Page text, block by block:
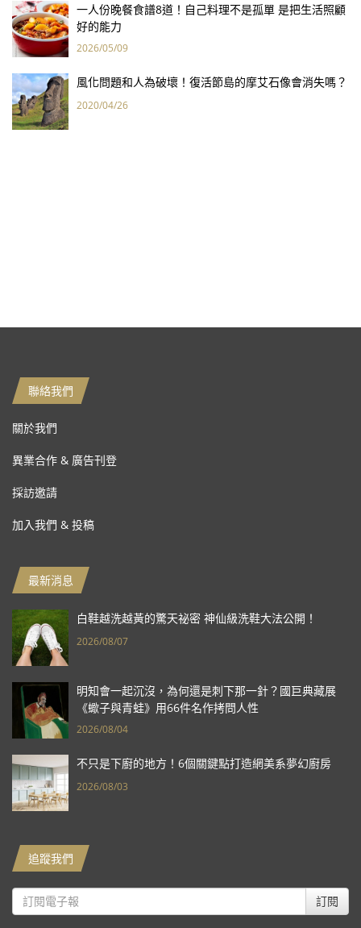
一人份晚餐食譜8道！自己料理不是孤單 是把生活照顧
好的能力
2026/05/09
風化問題和人為破壞！復活節島的摩艾石像會消失嗎？
2020/04/26
聯絡我們
關於我們
異業合作 & 廣告刊登
採訪邀請
加入我們 & 投稿
最新消息
白鞋越洗越黃的驚天祕密 神仙級洗鞋大法公開！
2026/08/07
明知會一起沉沒，為何還是刺下那一針？國巨典藏展
《蠍子與青蛙》用66件名作拷問人性
2026/08/04
不只是下廚的地方！6個關鍵點打造網美系夢幻廚房
2026/08/03
追蹤我們
訂閱